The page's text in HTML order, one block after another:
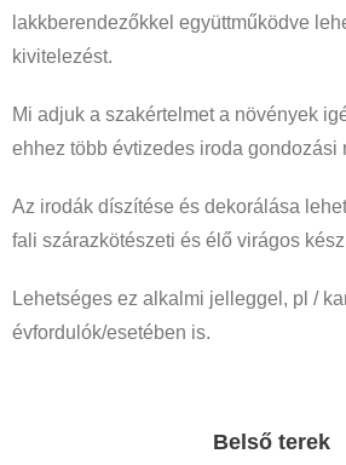
lakkberendezőkkel együttműködve
kivitelezést.
Mi adjuk a szakértelmet a növények
ehhez több évtizedes iroda gondozási
Az irodák díszítése és dekorálása
fali szárazkötészeti és élő virágos
Lehetséges ez alkalmi jelleggel, pl /
évfordulók/esetében is.
Belső terek